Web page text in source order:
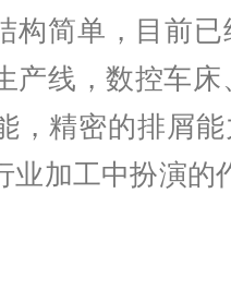
构简单，目前
产线，数控车
，精密的排屑
业加工中扮